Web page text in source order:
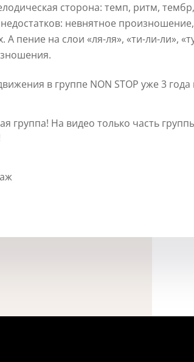
сторона: темп, ритм,
невнятное
пение на слои «ля-ля», «ти-ли-ли»,
в группе NON STOP уже 3
группа! На видео только часть